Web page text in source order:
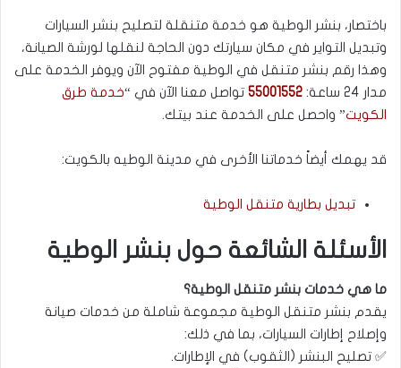
باختصار، بنشر الوطية هو خدمة متنقلة لتصليح بنشر السيارات
وتبديل التواير في مكان سيارتك دون الحاجة لنقلها لورشة الصيانة،
وهذا رقم بنشر متنقل في الوطية مفتوح الآن ويوفر الخدمة على
مدار 24 ساعة:
55001552 تواصل معنا الآن في “خدمة طرق
الكويت” واحصل على الخدمة عند بيتك.
قد يهمك أيضاً خدماتنا الأخرى في مدينة الوطيه بالكويت:
تبديل بطارية متنقل الوطية
الأسئلة الشائعة حول بنشر الوطية
ما هي خدمات بنشر متنقل الوطية؟
يقدم بنشر متنقل الوطية مجموعة شاملة من خدمات صيانة
وإصلاح إطارات السيارات، بما في ذلك:
✅ تصليح البنشر (الثقوب) في الإطارات.